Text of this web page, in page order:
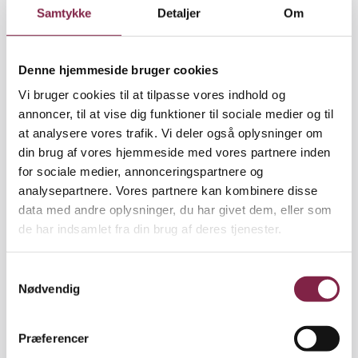
Samtykke Detaljer Om
Denne hjemmeside bruger cookies
Vi bruger cookies til at tilpasse vores indhold og
annoncer, til at vise dig funktioner til sociale medier og til
at analysere vores trafik. Vi deler også oplysninger om
din brug af vores hjemmeside med vores partnere inden
for sociale medier, annonceringspartnere og
analysepartnere. Vores partnere kan kombinere disse
data med andre oplysninger, du har givet dem, eller som
de har indsamlet fra din brug af deres tjenester.
Nødvendig
Præferencer
institution.
processen. Og fordi jeg kommer udefra, kan jeg
tillade mig at sige noget, der ikke er rart at høre. For
pædagogerne må gerne synes, at jeg er en dum skid.
Jeg skal jo ikke arbejde sammen med dem bagefter.
Det vigtigste er, at mine ord bundfælder sig hos
dem, så de begynder at spekulere over det, jeg
siger,« lyder det fra hende.
Peptalk og provokation
Som fælles-AMR kan hun også selv opsøge en
»Det kræver dog et vist overskud, for jeg har 127
sjældent, jeg bare kan fare ud for at stikke en finger i
jorden,« fortæller hun.